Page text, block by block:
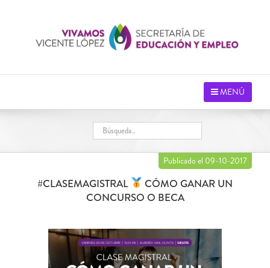
MENÚ
Publicado el 09-10-2017
#CLASEMAGISTRAL
CÓMO GANAR UN
CONCURSO O BECA